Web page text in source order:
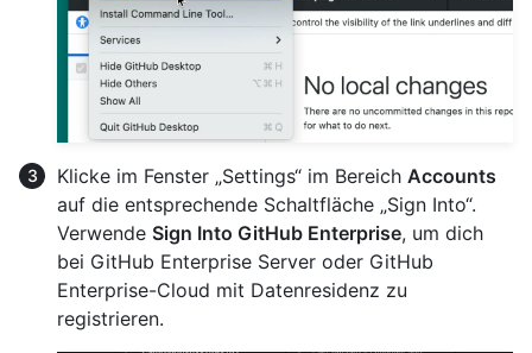
Klicke im Fenster „Settings“ im Bereich Accounts
auf die entsprechende Schaltfläche „Sign Into“.
Verwende Sign Into GitHub Enterprise, um dich
bei GitHub Enterprise Server oder GitHub
Enterprise-Cloud mit Datenresidenz zu
registrieren.